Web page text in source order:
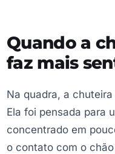
Quando a
faz mais
Na quadra, a
Ela foi pensada para
concentrado em
o contato com o